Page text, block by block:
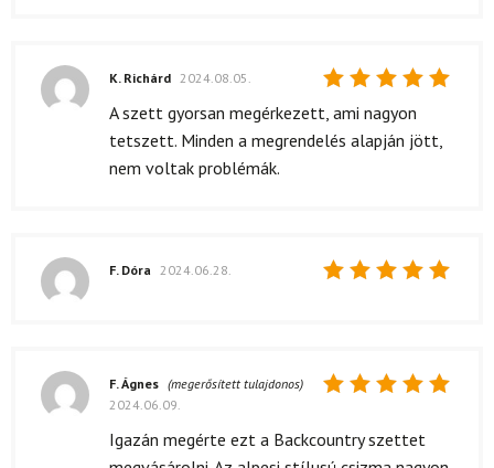
Értékelés:
5
/ 5
K. Richárd 2024.08.05.
A szett gyorsan megérkezett, ami nagyon
tetszett. Minden a megrendelés alapján jött,
nem voltak problémák.
F. Dóra 2024.06.28.
5/ 5
F. Ágnes (megerősített tulajdonos)
2024.06.09.
Igazán megérte ezt a Backcountry szettet